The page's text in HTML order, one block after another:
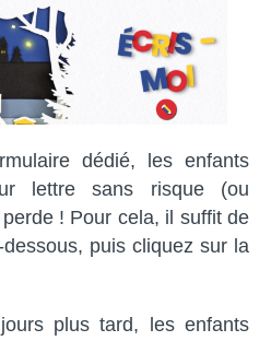
dédié, les enfants
lettre sans risque (ou
! Pour cela, il suffit de
puis cliquez sur la
plus tard, les enfants